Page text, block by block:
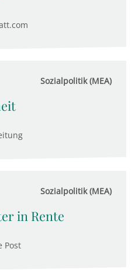
Sozialpolitik (MEA)
Sozialpolitik (MEA)
in Rente
Post